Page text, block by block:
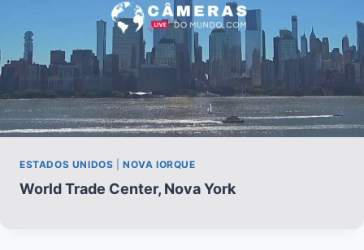
ESTADOS UNIDOS |NOVA IORQUE
World Trade Center, Nova York